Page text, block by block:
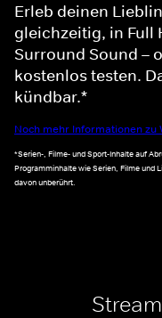
Erleb deinen
gleichzeitig, in Full
Surround Sound –
kostenlos testen.
kündbar.*
Noch mehr Informationen zu
*Serien-, Filme- und Sport-Inhalte auf
Programminhalte wie Serien, Filme und
davon unberührt.